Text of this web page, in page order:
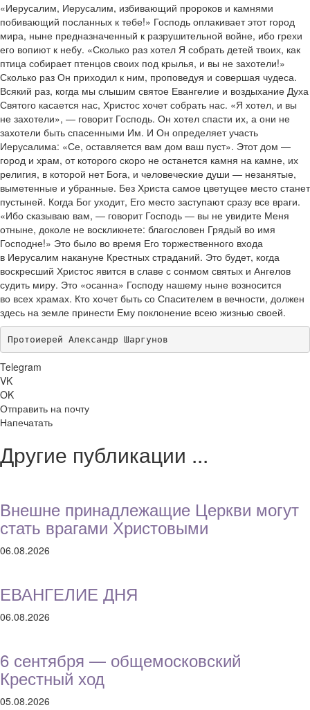
«Иерусалим, Иерусалим, избивающий пророков и камнями
побивающий посланных к тебе!» Господь оплакивает этот город
мира, ныне предназначенный к разрушительной войне, ибо грехи
его вопиют к небу. «Сколько раз хотел Я собрать детей твоих, как
птица собирает птенцов своих под крылья, и вы не захотели!»
Сколько раз Он приходил к ним, проповедуя и совершая чудеса.
Всякий раз, когда мы слышим святое Евангелие и воздыхание Духа
Святого касается нас, Христос хочет собрать нас. «Я хотел, и вы
не захотели», — говорит Господь. Он хотел спасти их, а они не
захотели быть спасенными Им. И Он определяет участь
Иерусалима: «Се, оставляется вам дом ваш пуст». Этот дом —
город и храм, от которого скоро не останется камня на камне, их
религия, в которой нет Бога, и человеческие души — незанятые,
выметенные и убранные. Без Христа самое цветущее место станет
пустыней. Когда Бог уходит, Его место заступают сразу все враги.
«Ибо сказываю вам, — говорит Господь — вы не увидите Меня
отныне, доколе не воскликнете: благословен Грядый во имя
Господне!» Это было во время Его торжественного входа
в Иерусалим накануне Крестных страданий. Это будет, когда
воскресший Христос явится в славе с сонмом святых и Ангелов
судить миру. Это «осанна» Господу нашему ныне возносится
во всех храмах. Кто хочет быть со Спасителем в вечности, должен
здесь на земле принести Ему поклонение всею жизнью своей.
Протоиерей Александр Шаргунов
Telegram
VK
OK
Отправить на почту
Напечатать
Другие публикации ...
Внешне принадлежащие Церкви могут
стать врагами Христовыми
06.08.2026
ЕВАНГЕЛИЕ ДНЯ
06.08.2026
6 сентября — общемосковский
Крестный ход
05.08.2026